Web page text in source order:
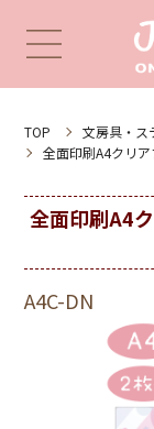
TOP 文房具・ス
全面印刷A4クリ
全面印刷A4
A4C-DN